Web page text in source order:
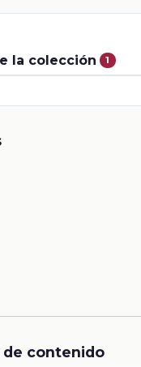
la colección 1
contenido